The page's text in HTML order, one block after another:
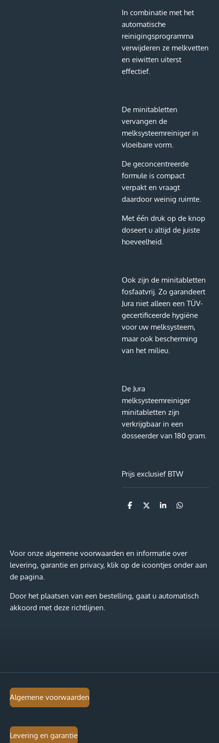
In combinatie met het
automatische
reinigingsprogramma
verwijderen ze melkvetten
en eiwitten uiterst
effectief.
De minitabletten
vervangen de
melksysteemreiniger in
vloeibare vorm.
De geconcentreerde
formule is compact
verpakt en vraagt
daardoor weinig ruimte.
Met één druk op de knop
doseert u altijd de juiste
hoeveelheid.
Ook zijn de minitabletten
fosfaatvrij. Zo garandeert
Jura niet alleen een TÜV-
gecertificeerde hygiëne
voor uw melksysteem,
maar ook bescherming
van het milieu.
De Jura
melksysteemreiniger
minitabletten zijn
verkrijgbaar in een
dosseerder van 180 gram.
Prijs exclusief BTW
D
D
S
D
Voor onze algemene voorwaarden en informatie over
levering, garantie en privacy, klik op de icoontjes onder aan
de pagina.
Door het plaatsen van een bestelling, gaat u automatisch
akkoord met deze richtlijnen.
Algemene voorwaarden
Levering en garantie